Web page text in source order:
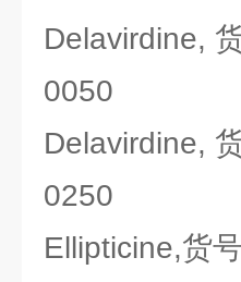
Delavirdine,
0050
Delavirdine,
0250
Ellipticine,货